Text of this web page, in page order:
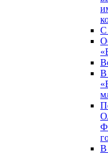
С
В
В